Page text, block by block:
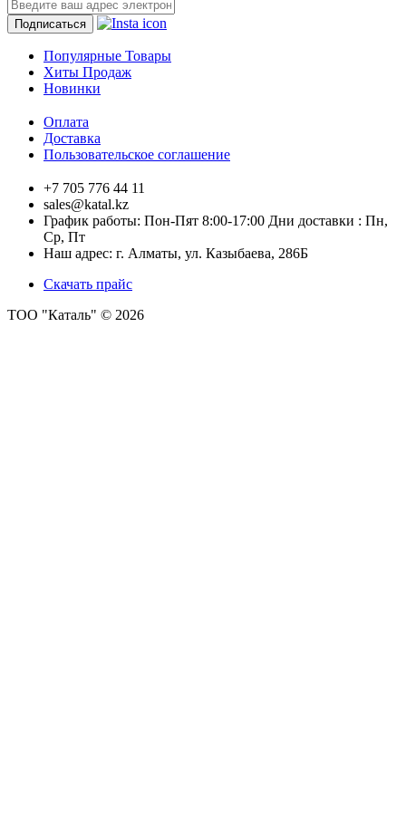
Подписаться
Популярные Товары
Хиты Продаж
Новинки
Оплата
Доставка
Пользовательское соглашение
+7 705 776 44 11
sales@katal.kz
График работы: Пон-Пят 8:00-17:00 Дни доставки : Пн,
Ср, Пт
Наш адрес: г. Алматы, ​ул. Казыбаева, 286Б
Скачать прайс
ТОО "Каталь" © 2026